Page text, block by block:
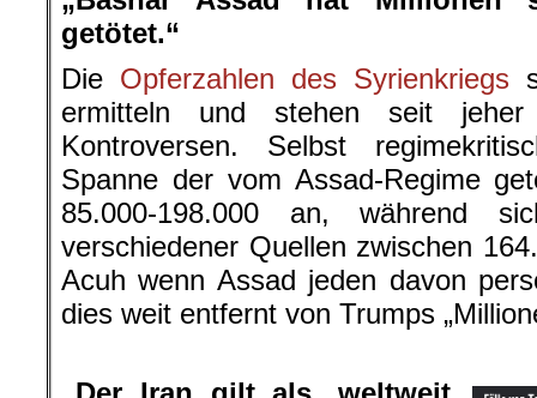
getötet.“
Die Opferzahlen des Syrienkriegs
ermitteln und stehen seit
Kontroversen. Selbst
Spanne der vom Assad-Regime
85.000-198.000 an, während
verschiedener Quellen zwischen
Acuh wenn Assad jeden davon
dies weit entfernt von Trumps